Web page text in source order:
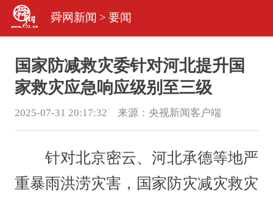
舜网新闻 > 要闻
国家防减救灾委针对河北提升国
家救灾应急响应级别至三级
2025-07-31 20:17:32 来源： 央视新闻客户端
针对北京密云、河北承德等地严
重暴雨洪涝灾害，国家防灾减灾救灾